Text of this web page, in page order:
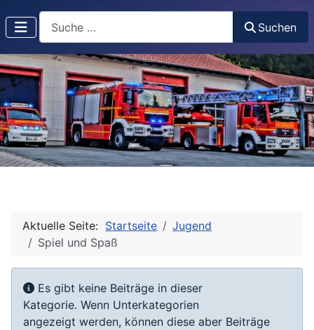
Suchen
Aktuelle Seite: Startseite
Jugend
Spiel und Spaß
Information
Es gibt keine Beiträge in dieser
Kategorie. Wenn Unterkategorien
angezeigt werden, können diese aber Beiträge